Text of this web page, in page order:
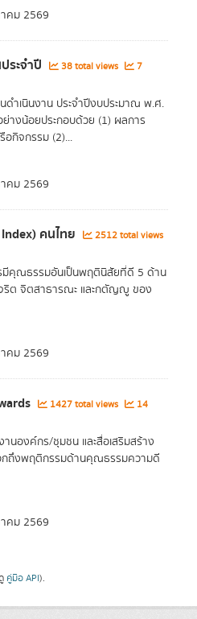
คม 2569
ระจำปี 38 total views
7
ดำเนินงาน ประจำปีงบประมาณ พ.ศ.
างน้อยประกอบด้วย (1) ผลการ
อกิจกรรม (2)...
คม 2569
คนไทย
2512 total views
มีคุณธรรมอันเป็นพฤตินิสัยที่ดี 5 ด้าน
ต จิตสาธารณะ และกตัญญู ของ
คม 2569
1427 total views
14
นองค์กร/ชุมชน และสื่อเสริมสร้าง
ถึงพฤติกรรมด้านคุณธรรมความดี
คม 2569
คู่มือ API).